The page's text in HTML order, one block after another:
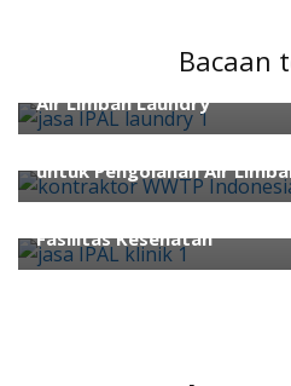
Bacaan
Air Limbah Laundry
Jasa IPAL
untuk Pengolahan Air
Jasa IPAL
Fasilitas Kesehatan